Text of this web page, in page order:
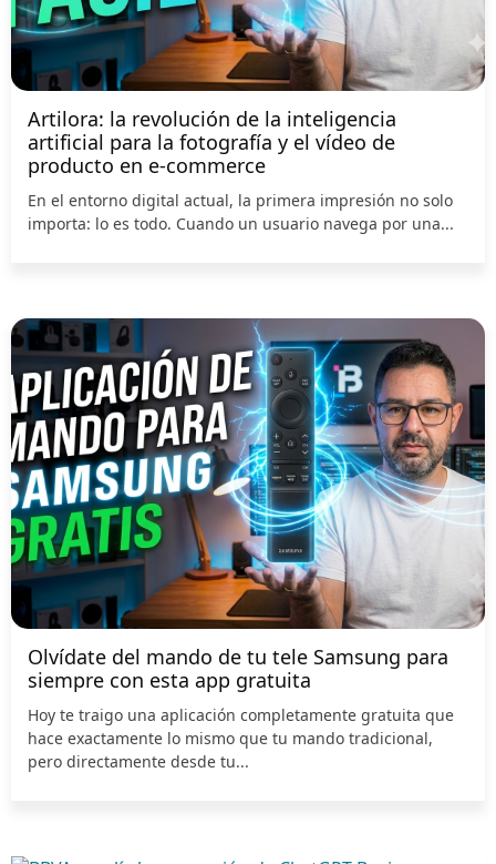
Artilora: la revolución de la inteligencia
artificial para la fotografía y el vídeo de
producto en e-commerce
En el entorno digital actual, la primera impresión no solo
importa: lo es todo. Cuando un usuario navega por una...
Olvídate del mando de tu tele Samsung para
siempre con esta app gratuita
Hoy te traigo una aplicación completamente gratuita que
hace exactamente lo mismo que tu mando tradicional,
pero directamente desde tu...